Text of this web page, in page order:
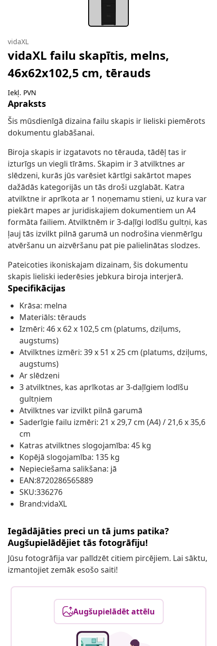
vidaXL
vidaXL failu skapītis, melns,
46x62x102,5 cm, tērauds
Iekļ. PVN
Apraksts
Šis mūsdienīgā dizaina failu skapis ir lieliski piemērots
dokumentu glabāšanai.
Biroja skapis ir izgatavots no tērauda, tādēļ tas ir
izturīgs un viegli tīrāms. Skapim ir 3 atvilktnes ar
slēdzeni, kurās jūs varēsiet kārtīgi sakārtot mapes
dažādās kategorijās un tās droši uzglabāt. Katra
atvilktne ir aprīkota ar 1 noņemamu stieni, uz kura var
piekārt mapes ar juridiskajiem dokumentiem un A4
formāta failiem. Atvilktnēm ir 3-daļīgi lodīšu gultņi, kas
ļauj tās izvilkt pilnā garumā un nodrošina vienmērīgu
atvēršanu un aizvēršanu pat pie palielinātas slodzes.
Pateicoties ikoniskajam dizainam, šis dokumentu
skapis lieliski iederēsies jebkura biroja interjerā.
Specifikācijas
Krāsa: melna
Materiāls: tērauds
Izmēri: 46 x 62 x 102,5 cm (platums, dziļums,
augstums)
Atvilktnes izmēri: 39 x 51 x 25 cm (platums, dziļums,
augstums)
Ar slēdzeni
3 atvilktnes, kas aprīkotas ar 3-daļīgiem lodīšu
gultņiem
Atvilktnes var izvilkt pilnā garumā
Saderīgie failu izmēri: 21 x 29,7 cm (A4) / 21,6 x 35,6
cm
Katras atvilktnes slogojamība: 45 kg
Kopējā slogojamība: 135 kg
Nepieciešama salikšana: jā
EAN:8720286565889
SKU:336276
Brand:vidaXL
Iegādājāties preci un tā jums patika?
Augšupielādējiet tās fotogrāfiju!
Jūsu fotogrāfija var palīdzēt citiem pircējiem. Lai sāktu,
izmantojiet zemāk esošo saiti!
Augšupielādēt attēlu